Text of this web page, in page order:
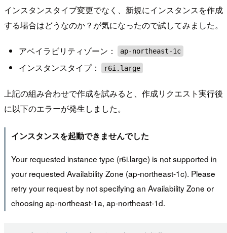
インスタンスタイプ変更でなく、新規にインスタンスを作成
する場合はどうなのか？が気になったので試してみました。
アベイラビリティゾーン： ap-northeast-1c
インスタンスタイプ： r6i.large
上記の組み合わせで作成を試みると、作成リクエスト実行後
に以下のエラーが発生しました。
インスタンスを起動できませんでした
Your requested instance type (r6i.large) is not supported in
your requested Availability Zone (ap-northeast-1c). Please
retry your request by not specifying an Availability Zone or
choosing ap-northeast-1a, ap-northeast-1d.